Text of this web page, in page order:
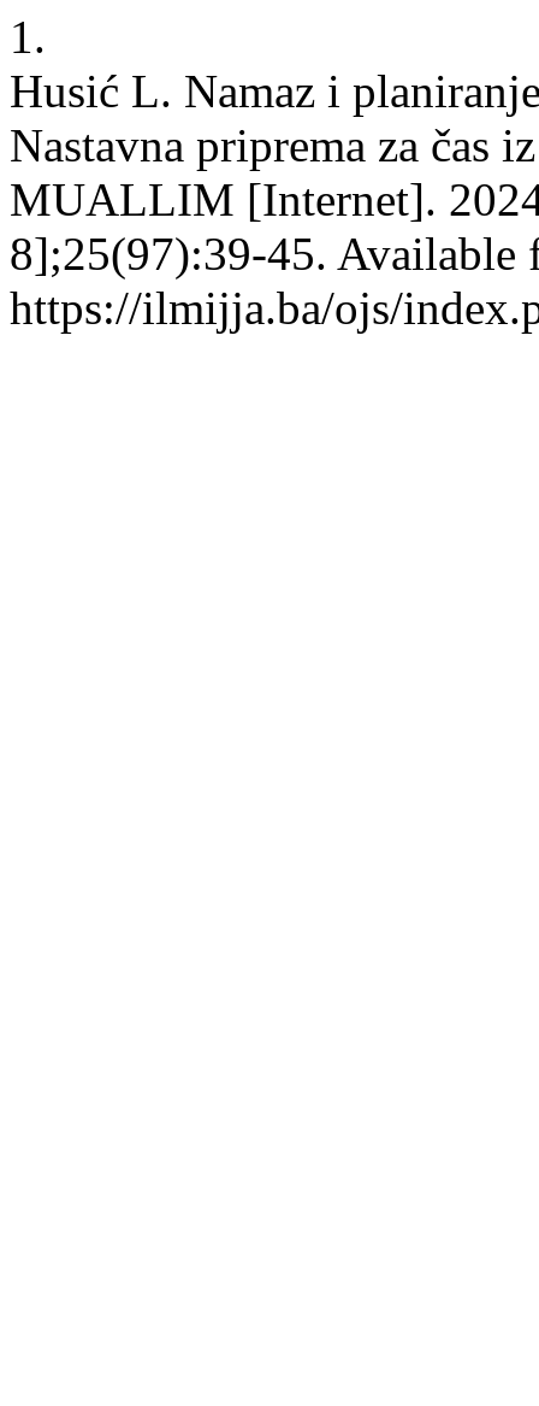
1.
Husić L. Namaz i
Nastavna priprema za čas
MUALLIM [Internet].
8];25(97):39-45. Available
https://ilmijja.ba/ojs/